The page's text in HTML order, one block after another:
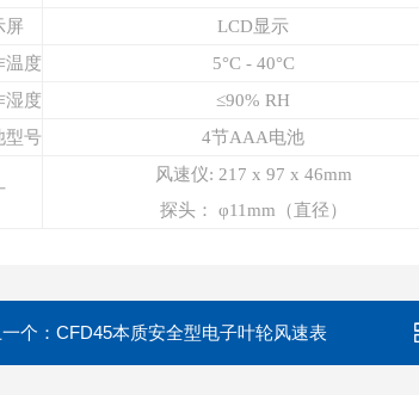
屏
LCD显示
温度
5°C - 40°C
湿度
≤90% RH
型号
4节AAA电池
风速仪: 217 x 97 x 46mm
探头： φ11mm（直径）
个：CFD45本质安全型电子叶轮风速表